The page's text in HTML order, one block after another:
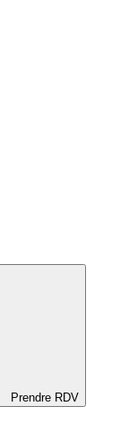
Prendre RDV